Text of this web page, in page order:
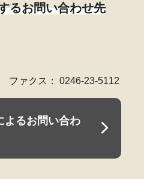
るお問い合わせ先
ファクス： 0246-23-5112
よるお問い合わ